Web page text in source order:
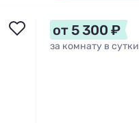
от 5 300 ₽
за комнату в сутки